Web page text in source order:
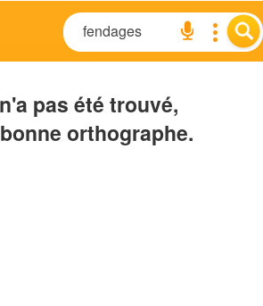
pas été trouvé,
orthographe.